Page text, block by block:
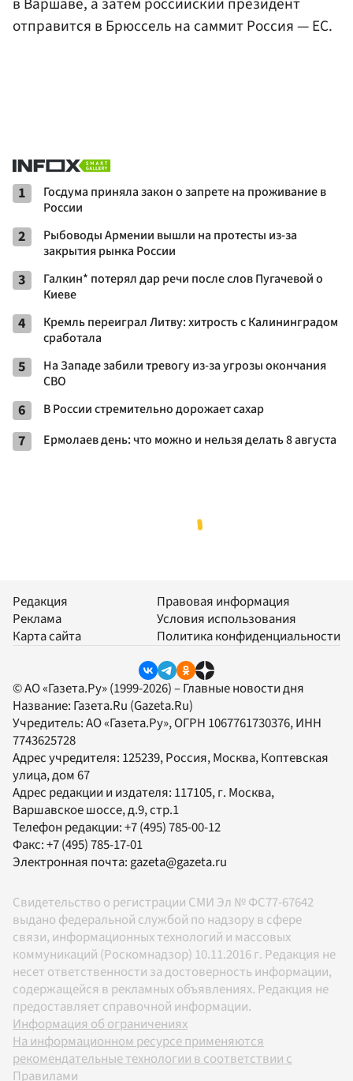
отправится в Брюссель на саммит Россия — ЕС.
1
Госдума приняла закон о запрете на проживание в
России
2
Рыбоводы Армении вышли на протесты из-за
закрытия рынка России
3
Галкин* потерял дар речи после слов Пугачевой о
Киеве
4
Кремль переиграл Литву: хитрость с Калининградом
сработала
5
На Западе забили тревогу из-за угрозы окончания
СВО
6 В России стремительно дорожает сахар
7 Ермолаев день: что можно и нельзя делать 8 августа
Редакция
Реклама
Карта сайта
Правовая информация
Условия использования
Политика конфиденциальности
© АО «Газета.Ру» (1999-2026) – Главные новости дня
Название: Газета.Ru (Gazeta.Ru)
Учредитель:АО «Газета.Ру», ОГРН 1067761730376, ИНН
7743625728
Адрес учредителя: 125239, Россия, Москва, Коптевская
улица, дом 67
Адрес редакции и издателя: 117105, г. Москва,
Варшавское шоссе, д.9, стр.1
Телефон редакции:+7 (495) 785-00-12
Факс:+7 (495) 785-17-01
Электронная почта:gazeta@gazeta.ru
Свидетельство о регистрации СМИ Эл № ФС77-67642
выдано федеральной службой по надзору в сфере
связи, информационных технологий и массовых
коммуникаций (Роскомнадзор) 10.11.2016 г. Редакция не
несет ответственности за достоверность информации,
содержащейся в рекламных объявлениях. Редакция не
предоставляет справочной информации.
Информация об ограничениях
На информационном ресурсе применяются
рекомендательные технологии в соответствии с
Правилами